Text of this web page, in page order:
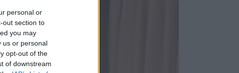
personal or
out section to
you may
us or personal
opt-out of the
of downstream